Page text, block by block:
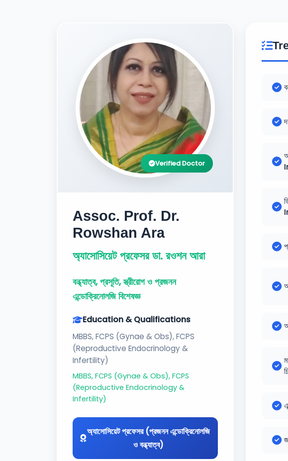
Verified Doctor
Assoc. Prof. Dr.
Rowshan Ara
অ্যাসোসিয়েট প্রফেসর ডা. রওশন আরা
বন্ধ্যাত্ব, প্রসূতি, স্ত্রীরোগ ও প্রজনন
এন্ডোক্রিনোলজি বিশেষজ্ঞ
Education & Qualifications
MBBS, FCPS (Gynae & Obs), FCPS
(Reproductive Endocrinology &
Infertility)
MBBS, FCPS (Gynae & Obs), FCPS
(Reproductive Endocrinology &
Infertility)
অ্যাসোসিয়েট প্রফেসর (প্রজনন এন্ডোক্রিনোলজি
ও বন্ধ্যাত্ব)